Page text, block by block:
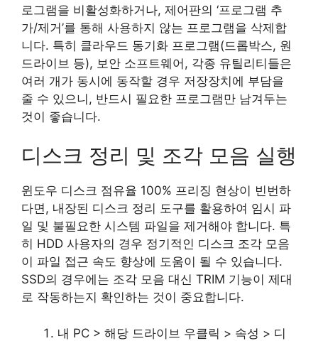
로그램을 비활성화하거나, 제어판의 ‘프로그램 추
가/제거’를 통해 사용하지 않는 프로그램을 삭제합
니다. 특히 클라우드 동기화 프로그램(드롭박스, 원
드라이브 등), 보안 소프트웨어, 각종 유틸리티들은
여러 개가 동시에 동작할 경우 저장장치에 부담을
줄 수 있으니, 반드시 필요한 프로그램만 남겨두는
것이 좋습니다.
디스크 정리 및 조각 모음 실행
윈도우 디스크 점유율 100% 프리징 현상이 빈번하
다면, 내장된 디스크 정리 도구를 활용하여 임시 파
일 및 불필요한 시스템 파일을 제거해야 합니다. 특
히 HDD 사용자의 경우 정기적인 디스크 조각 모음
이 파일 접근 속도 향상에 도움이 될 수 있습니다.
SSD의 경우에는 조각 모음 대신 TRIM 기능이 제대
로 작동하는지 확인하는 것이 중요합니다.
내 PC > 해당 드라이브 우클릭 > 속성 > 디